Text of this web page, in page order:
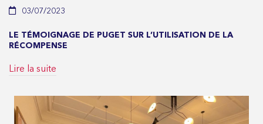
03/07/2023
LE TÉMOIGNAGE DE PUGET SUR L’UTILISATION DE LA
RÉCOMPENSE
Lire la suite